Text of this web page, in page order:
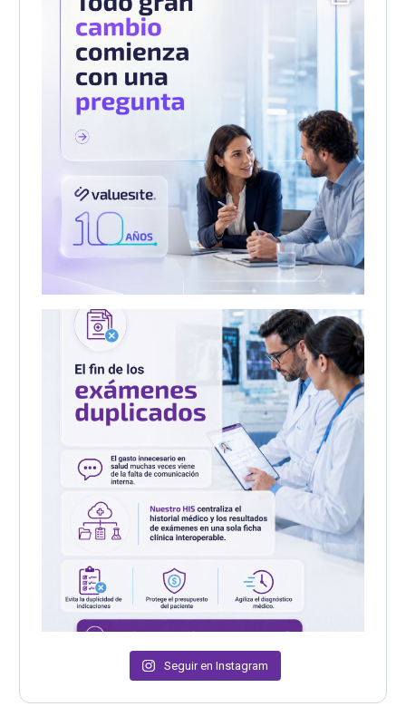
Seguir en Instagram